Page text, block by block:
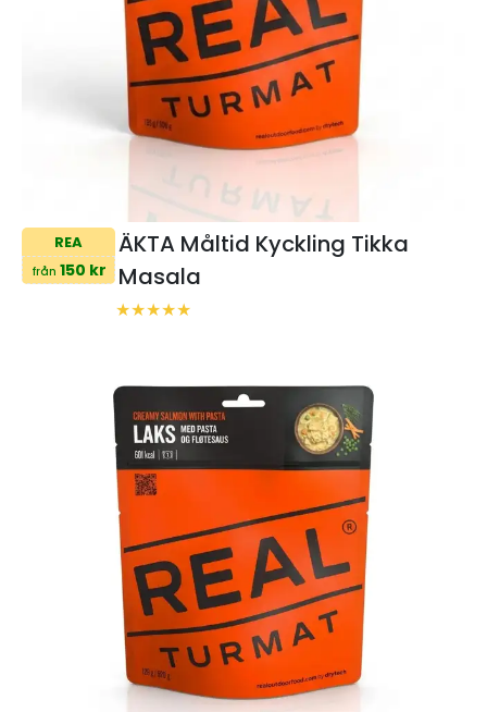
REA
från 150 kr
ÄKTA Måltid Kyckling Tikka
Masala